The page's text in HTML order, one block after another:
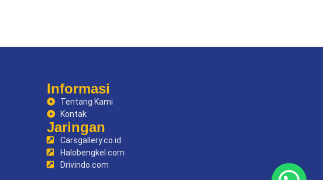
Informasi
Tentang Kami
Kontak
Jaringan
Carsgallery.co.id
Halobengkel.com
Drivindo.com